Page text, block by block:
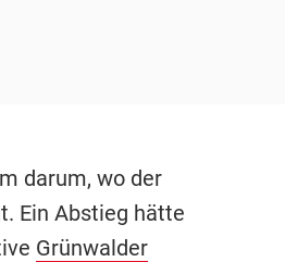
darum, wo der
Ein Abstieg hätte
Grünwalder